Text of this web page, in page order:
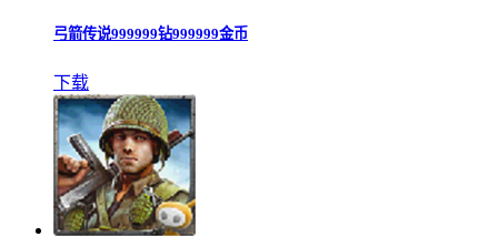
弓箭传说999999钻999999金币
下载